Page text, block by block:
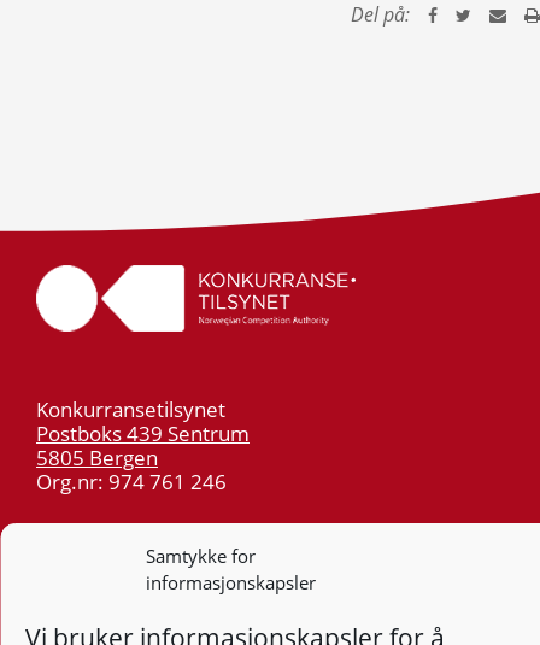
Samtykke for
informasjonskapsler
Vi bruker informasjonskapsler for å
Del på:
Konkurransetilsynet
Postboks 439 Sentrum
5805 Bergen
Org.nr: 974 761 246
55 59 75 00
post@kt.no